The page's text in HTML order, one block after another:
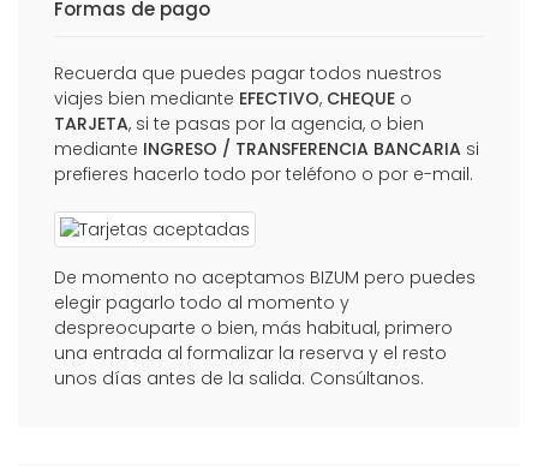
Formas de pago
Recuerda que puedes pagar todos nuestros
viajes bien mediante EFECTIVO, CHEQUE o
TARJETA, si te pasas por la agencia, o bien
mediante INGRESO / TRANSFERENCIA BANCARIA si
prefieres hacerlo todo por teléfono o por e-mail.
De momento no aceptamos BIZUM pero puedes
elegir pagarlo todo al momento y
despreocuparte o bien, más habitual, primero
una entrada al formalizar la reserva y el resto
unos días antes de la salida. Consúltanos.